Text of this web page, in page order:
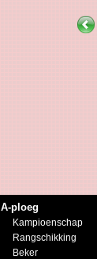
A-ploeg
Kampioenschap
Rangschikking
Beker